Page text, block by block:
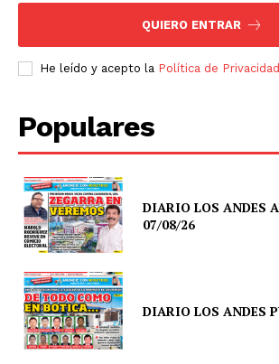
QUIERO ENTRAR
He leído y acepto la Política de Privacidad
Populares
DIARIO LOS ANDES
07/08/26
DIARIO LOS ANDES